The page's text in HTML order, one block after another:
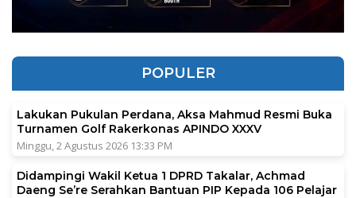
POPULER
Lakukan Pukulan Perdana, Aksa Mahmud Resmi Buka
Turnamen Golf Rakerkonas APINDO XXXV
Minggu, 2 Agustus 2026 13:33 PM
Didampingi Wakil Ketua 1 DPRD Takalar, Achmad
Daeng Se’re Serahkan Bantuan PIP Kepada 106 Pelajar